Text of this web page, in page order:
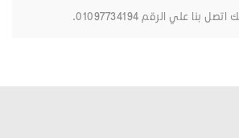
علي الرقم 01097734194.